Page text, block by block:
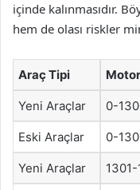
içinde kalınmasıdır.
hem de olası riskler
Araç Tipi
Yeni Araçlar 0-
Eski Araçlar 0-
Yeni Araçlar